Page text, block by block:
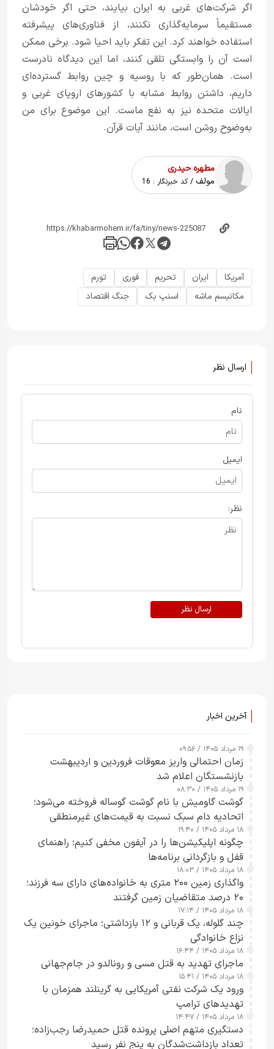
اگر شرکت‌های غربی به ایران بیایند، حتی اگر خودشان
مستقیماً سرمایه‌گذاری نکنند، از فناوری‌های پیشرفته
استفاده خواهند کرد. این تفکر باید احیا شود. برخی ممکن
است آن را وابستگی تلقی کنند، اما این دیدگاه نادرست
است. همان‌طور که با روسیه و چین روابط گسترده‌ای
داریم، داشتن روابط مشابه با کشورهای اروپای غربی و
ایالات متحده نیز به نفع ماست. این موضوع برای من
به‌وضوح روشن است، مانند آیات قرآن.
مطهره حیدری
مولف / کد خبرنگار : 16
آمریکا ایران تحریم فوری
تورم
مکانیسم ماشه
اسنپ بک جنگ اقتصاد
ارسال نظر
نام
ایمیل
نظر:
ارسال نظر
آخرین اخبار
۱۹ مرداد ۱۴۰۵ / ۰۹:۵۶
زمان احتمالی واریز معوقات فروردین و اردیبهشت
بازنشستگان اعلام شد
۱۹ مرداد ۱۴۰۵ / ۰۸:۳۰
گوشت گاومیش با نام گوشت گوساله فروخته می‌شود؛
اتحادیه دام سبک نسبت به قیمت‌های غیرمنطقی
هشدار داد
۱۸ مرداد ۱۴۰۵ / ۱۹:۴۰
چگونه اپلیکیشن‌ها را در آیفون مخفی کنیم؛ راهنمای
قفل و بازگردانی برنامه‌ها
۱۸ مرداد ۱۴۰۵ / ۱۸:۰۳
واگذاری زمین ۲۰۰ متری به خانواده‌های دارای سه فرزند؛
۲۰ درصد متقاضیان زمین گرفتند
۱۸ مرداد ۱۴۰۵ / ۱۷:۱۴
چند گلوله، یک قربانی و ۱۲ بازداشتی؛ ماجرای خونین یک
نزاع خانوادگی
۱۸ مرداد ۱۴۰۵ / ۱۶:۴۴
ماجرای تهدید به قتل مسی و رونالدو در جام‌جهانی
۱۸ مرداد ۱۴۰۵ / ۱۵:۴۱
ورود یک شرکت نفتی آمریکایی به گرینلند همزمان با
تهدیدهای ترامپ
۱۸ مرداد ۱۴۰۵ / ۱۴:۴۷
دستگیری متهم اصلی پرونده قتل حمیدرضا رجب‌زاده؛
تعداد بازداشت‌شدگان به پنج نفر رسید